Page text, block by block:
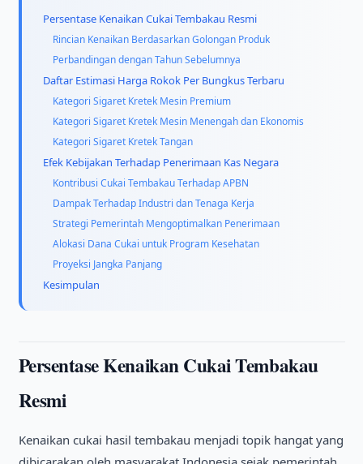
Persentase Kenaikan Cukai Tembakau Resmi
Rincian Kenaikan Berdasarkan Golongan Produk
Perbandingan dengan Tahun Sebelumnya
Daftar Estimasi Harga Rokok Per Bungkus Terbaru
Kategori Sigaret Kretek Mesin Premium
Kategori Sigaret Kretek Mesin Menengah dan Ekonomis
Kategori Sigaret Kretek Tangan
Efek Kebijakan Terhadap Penerimaan Kas Negara
Kontribusi Cukai Tembakau Terhadap APBN
Dampak Terhadap Industri dan Tenaga Kerja
Strategi Pemerintah Mengoptimalkan Penerimaan
Alokasi Dana Cukai untuk Program Kesehatan
Proyeksi Jangka Panjang
Kesimpulan
Persentase Kenaikan Cukai Tembakau
Resmi
Kenaikan cukai hasil tembakau menjadi topik hangat yang